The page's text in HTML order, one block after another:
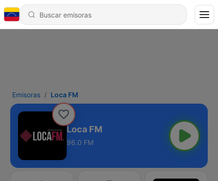
Emisoras Loca FM
Loca FM
96.0 FM